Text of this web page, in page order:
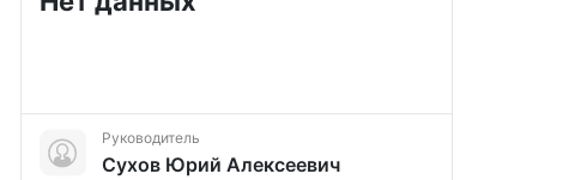
Руководитель
Сухов Юрий Алексеевич